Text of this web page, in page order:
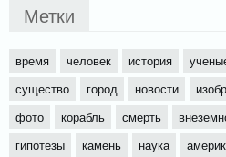
Метки
время человек история
существо
город новости
фото
корабль смерть
гипотезы
камень наука